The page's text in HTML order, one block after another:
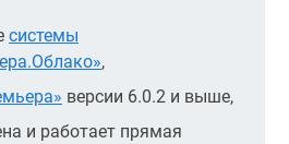
системы
,
версии 6.0.2 и выше,
и работает прямая